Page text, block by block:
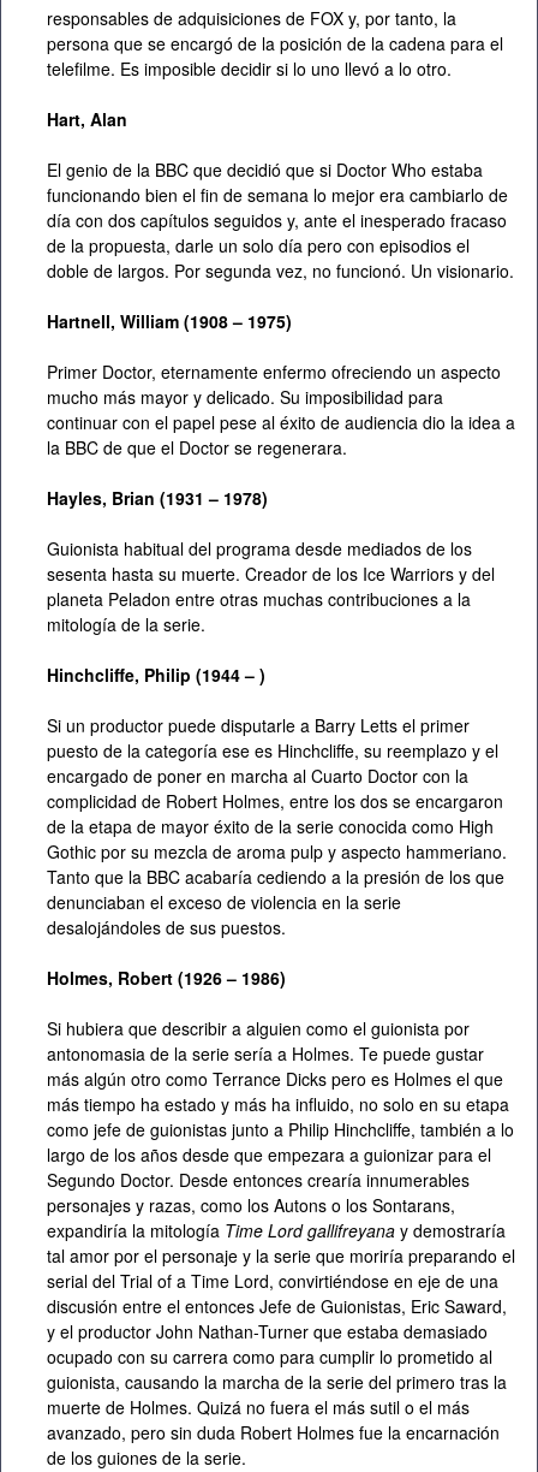
responsables de adquisiciones de FOX y, por tanto, la
persona que se encargó de la posición de la cadena para el
telefilme. Es imposible decidir si lo uno llevó a lo otro.
Hart, Alan
El genio de la BBC que decidió que si Doctor Who estaba
funcionando bien el fin de semana lo mejor era cambiarlo de
día con dos capítulos seguidos y, ante el inesperado fracaso
de la propuesta, darle un solo día pero con episodios el
doble de largos. Por segunda vez, no funcionó. Un visionario.
Hartnell, William (1908 – 1975)
Primer Doctor, eternamente enfermo ofreciendo un aspecto
mucho más mayor y delicado. Su imposibilidad para
continuar con el papel pese al éxito de audiencia dio la idea a
la BBC de que el Doctor se regenerara.
Hayles, Brian (1931 – 1978)
Guionista habitual del programa desde mediados de los
sesenta hasta su muerte. Creador de los Ice Warriors y del
planeta Peladon entre otras muchas contribuciones a la
mitología de la serie.
Hinchcliffe, Philip (1944 – )
Si un productor puede disputarle a Barry Letts el primer
puesto de la categoría ese es Hinchcliffe, su reemplazo y el
encargado de poner en marcha al Cuarto Doctor con la
complicidad de Robert Holmes, entre los dos se encargaron
de la etapa de mayor éxito de la serie conocida como High
Gothic por su mezcla de aroma pulp y aspecto hammeriano.
Tanto que la BBC acabaría cediendo a la presión de los que
denunciaban el exceso de violencia en la serie
desalojándoles de sus puestos.
Holmes, Robert (1926 – 1986)
Si hubiera que describir a alguien como el guionista por
antonomasia de la serie sería a Holmes. Te puede gustar
más algún otro como Terrance Dicks pero es Holmes el que
más tiempo ha estado y más ha influido, no solo en su etapa
como jefe de guionistas junto a Philip Hinchcliffe, también a lo
largo de los años desde que empezara a guionizar para el
Segundo Doctor. Desde entonces crearía innumerables
personajes y razas, como los Autons o los Sontarans,
expandiría la mitología Time Lord gallifreyana y demostraría
tal amor por el personaje y la serie que moriría preparando el
serial del Trial of a Time Lord, convirtiéndose en eje de una
discusión entre el entonces Jefe de Guionistas, Eric Saward,
y el productor John Nathan-Turner que estaba demasiado
ocupado con su carrera como para cumplir lo prometido al
guionista, causando la marcha de la serie del primero tras la
muerte de Holmes. Quizá no fuera el más sutil o el más
avanzado, pero sin duda Robert Holmes fue la encarnación
de los guiones de la serie.